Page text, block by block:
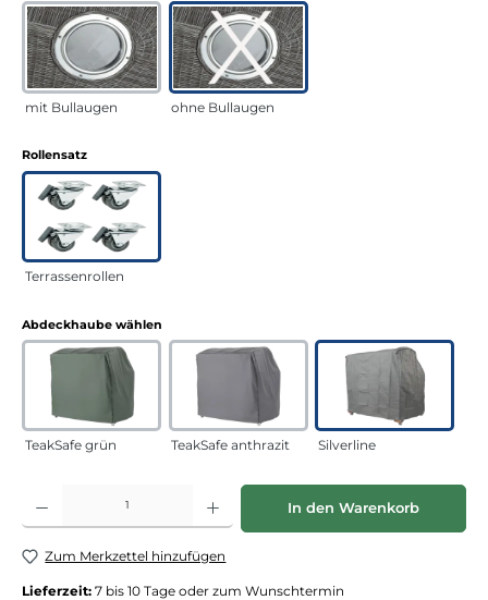
mit Bullaugen ohne Bullaugen
Rollensatzauswählen
Terrassenrollen
Abdeckhaube wählen
TeakSafe grün TeakSafe anthrazit Silverline
Produkt Anzahl: Gib den gewünschten Wert ein oder benutze die
In den Warenkorb
Zum Merkzettel hinzufügen
Lieferzeit: 7 bis 10 Tage oder zum Wunschtermin